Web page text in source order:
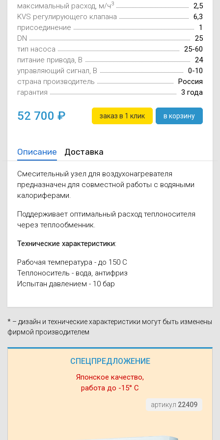
СПЕЦПРЕДЛОЖЕНИЕ
Японское качество,
работа до -15° С
артикул 22409
максимальный расход, м/ч3
2,5
KVS регулирующего клапана
6,3
присоединение
1
DN
25
тип насоса
25-60
питание привода, В
24
управляющий сигнал, В
0-10
страна производитель
Россия
гарантия
3 года
52 700 заказ в 1 клик в корзину
Описание Доставка
Смесительный узел для воздухонагревателя
предназначен для совместной работы с водяными
калориферами.
Поддерживает оптимальный расход теплоносителя
через теплообменник.
Технические характеристики:
Рабочая температура - до 150 C
Теплоноситель - вода, антифриз
Испытан давлением - 10 бар
* – дизайн и технические характеристики могут быть изменены
фирмой производителем
Осушители
Wi-Fi модуля
отработанном